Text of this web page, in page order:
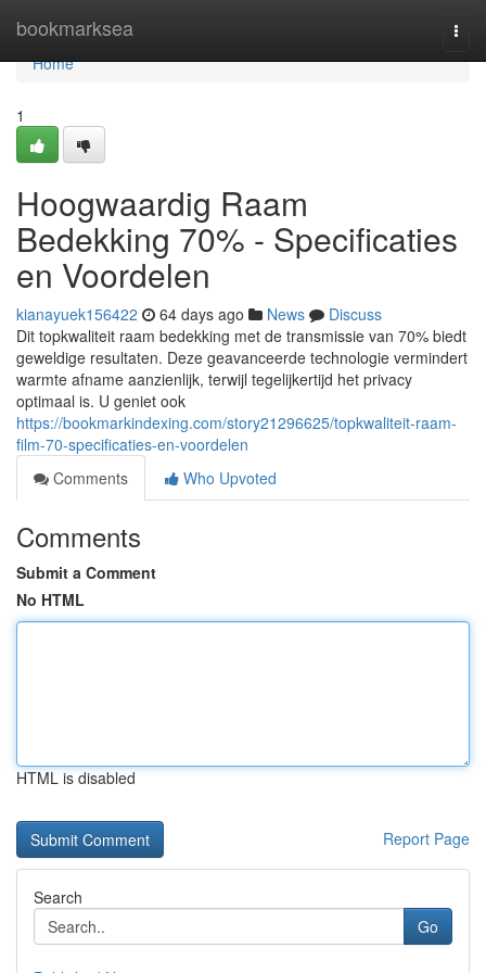
bookmarksea
Home
Home
1
Hoogwaardig Raam
Bedekking 70% - Specificaties
en Voordelen
kianayuek156422 64 days ago News
Discuss
Dit topkwaliteit raam bedekking met de transmissie van 70% biedt
geweldige resultaten. Deze geavanceerde technologie vermindert
warmte afname aanzienlijk, terwijl tegelijkertijd het privacy
optimaal is. U geniet ook
https://bookmarkindexing.com/story21296625/topkwaliteit-raam-
film-70-specificaties-en-voordelen
Comments
Who Upvoted
Comments
Submit a Comment
No HTML
HTML is disabled
Report Page
Search
Go